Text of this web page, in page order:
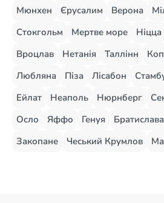
Мюнхен
Єрусалим Верона
Стокгольм
Мертве море Ніцца
Вроцлав
Нетанія Таллінн
Любляна
Піза Лісабон
Ейлат
Неаполь Нюрнберг
Осло
Яффо Генуя Братислава
Закопане
Чеський Крумлов